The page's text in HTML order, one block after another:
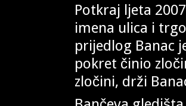
Potkraj ljeta
imena ulica i
prijedlog Banac
pokret činio
zločini, drži